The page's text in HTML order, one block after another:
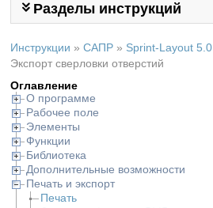
Разделы инструкций
Инструкции » САПР » Sprint-Layout 5.0
Экспорт сверловки отверстий
Оглавление
О программе
Рабочее поле
Элементы
Функции
Библиотека
Дополнительные возможности
Печать и экспорт
Печать